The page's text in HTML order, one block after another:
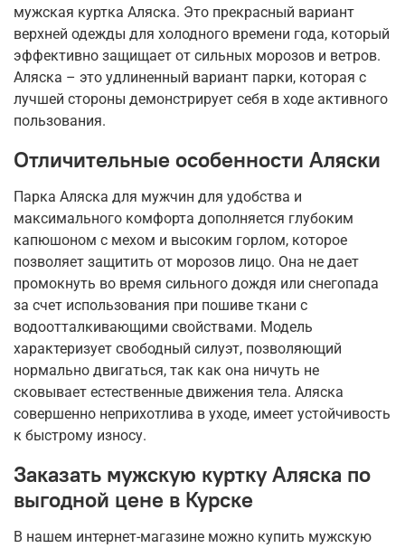
мужская куртка Аляска. Это прекрасный вариант
верхней одежды для холодного времени года, который
эффективно защищает от сильных морозов и ветров.
Аляска – это удлиненный вариант парки, которая с
лучшей стороны демонстрирует себя в ходе активного
пользования.
Отличительные особенности Аляски
Парка Аляска для мужчин для удобства и
максимального комфорта дополняется глубоким
капюшоном с мехом и высоким горлом, которое
позволяет защитить от морозов лицо. Она не дает
промокнуть во время сильного дождя или снегопада
за счет использования при пошиве ткани с
водоотталкивающими свойствами. Модель
характеризует свободный силуэт, позволяющий
нормально двигаться, так как она ничуть не
сковывает естественные движения тела. Аляска
совершенно неприхотлива в уходе, имеет устойчивость
к быстрому износу.
Заказать мужскую куртку Аляска по
выгодной цене в Курске
В нашем интернет-магазине можно купить мужскую